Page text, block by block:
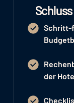
Schritt-
der